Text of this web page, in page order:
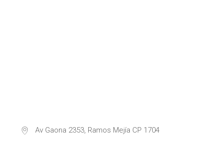
Av Gaona 2353, Ramos Mejía CP 1704